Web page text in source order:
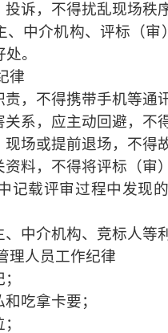
诉，不得扰乱现场秩
、中介机构、评标（
。
律
，不得携带手机等通
系，应主动回避，不
场或提前退场，不得
资料，不得将评标（审
记载评审过程中发
、中介机构、竞标人等
理人员工作纪律
吃拿卡要；